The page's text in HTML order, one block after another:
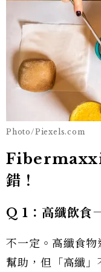
Photo/Piexels.com
錯！
Q 1 ：高纖飲食
不一定。高纖食
幫助，但「高纖